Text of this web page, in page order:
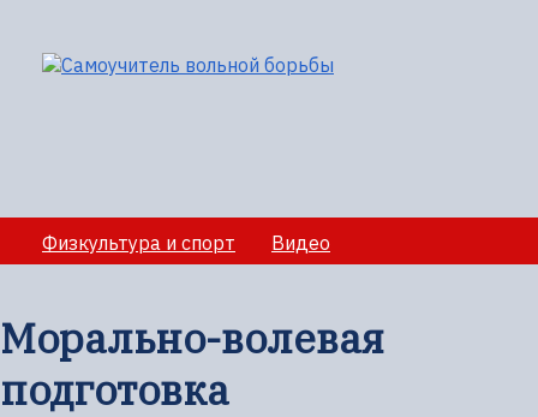
Физкультура и спорт Видео
Секции вольной борбы
Морально-волевая
подготовка